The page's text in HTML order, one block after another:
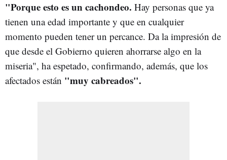
"Porque esto es un cachondeo. Hay personas que ya
tienen una edad importante y que en cualquier
momento pueden tener un percance. Da la impresión de
que desde el Gobierno quieren ahorrarse algo en la
miseria", ha espetado, confirmando, además, que los
afectados están "muy cabreados".